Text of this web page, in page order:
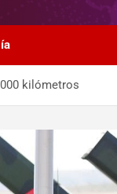
kilómetros